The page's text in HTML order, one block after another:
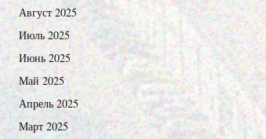
Август 2025
Июль 2025
Июнь 2025
Май 2025
Апрель 2025
Март 2025